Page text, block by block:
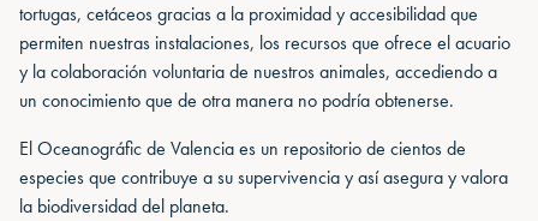
tortugas, cetáceos gracias a la proximidad y accesibilidad que
permiten nuestras instalaciones, los recursos que ofrece el acuario
y la colaboración voluntaria de nuestros animales, accediendo a
un conocimiento que de otra manera no podría obtenerse.
El Oceanográfic de Valencia es un repositorio de cientos de
especies que contribuye a su supervivencia y así asegura y valora
la biodiversidad del planeta.